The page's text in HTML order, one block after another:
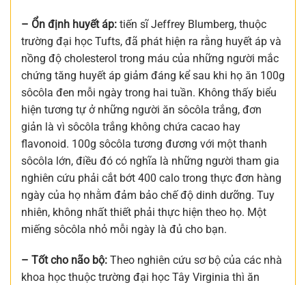
– Ổn định huyết áp: tiến sĩ Jeffrey Blumberg, thuộc
trường đại học Tufts, đã phát hiện ra rằng huyết áp và
nồng độ cholesterol trong máu của những người mắc
chứng tăng huyết áp giảm đáng kể sau khi họ ăn 100g
sôcôla đen mỗi ngày trong hai tuần. Không thấy biểu
hiện tương tự ở những người ăn sôcôla trắng, đơn
giản là vì sôcôla trắng không chứa cacao hay
flavonoid. 100g sôcôla tương đương với một thanh
sôcôla lớn, điều đó có nghĩa là những người tham gia
nghiên cứu phải cắt bớt 400 calo trong thực đơn hàng
ngày của họ nhằm đảm bảo chế độ dinh dưỡng. Tuy
nhiên, không nhất thiết phải thực hiện theo họ. Một
miếng sôcôla nhỏ mỗi ngày là đủ cho bạn.
– Tốt cho não bộ: Theo nghiên cứu sơ bộ của các nhà
khoa học thuộc trường đại học Tây Virginia thì ăn